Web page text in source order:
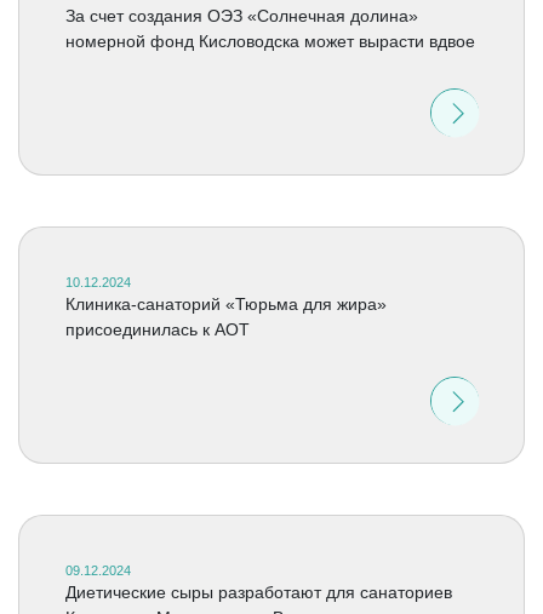
За счет создания ОЭЗ «Солнечная долина»
номерной фонд Кисловодска может вырасти вдвое
10.12.2024
Клиника-санаторий «Тюрьма для жира»
присоединилась к АОТ
09.12.2024
Диетические сыры разработают для санаториев